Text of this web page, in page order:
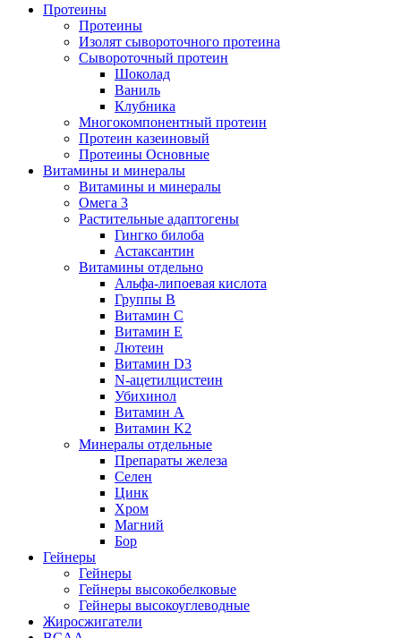
Протеины
Протеины
Изолят сывороточного протеина
Сывороточный протеин
Шоколад
Ваниль
Клубника
Многокомпонентный протеин
Протеин казеиновый
Протеины Основные
Витамины и минералы
Витамины и минералы
Омега 3
Растительные адаптогены
Гингко билоба
Астаксантин
Витамины отдельно
Альфа-липоевая кислота
Группы B
Витамин С
Витамин Е
Лютеин
Витамин D3
N-ацетилцистеин
Убихинол
Витамин А
Витамин K2
Минералы отдельные
Препараты железа
Селен
Цинк
Хром
Магний
Бор
Гейнеры
Гейнеры
Гейнеры высокобелковые
Гейнеры высокоуглеводные
Жиросжигатели